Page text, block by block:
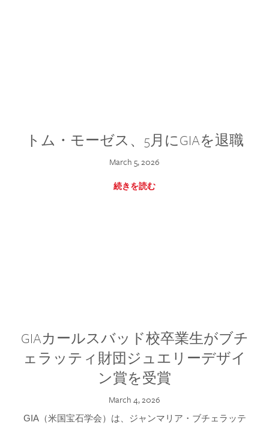
トム・モーゼス、5月にGIAを退職
March 5, 2026
続きを読む
GIAカールスバッド校卒業生がブチ
ェラッティ財団ジュエリーデザイ
ン賞を受賞
March 4, 2026
GIA（米国宝石学会）は、ジャンマリア・ブチェラッテ